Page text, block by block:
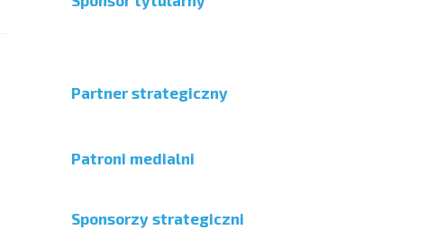
Partner strategiczny
Patroni medialni
Sponsorzy strategiczni